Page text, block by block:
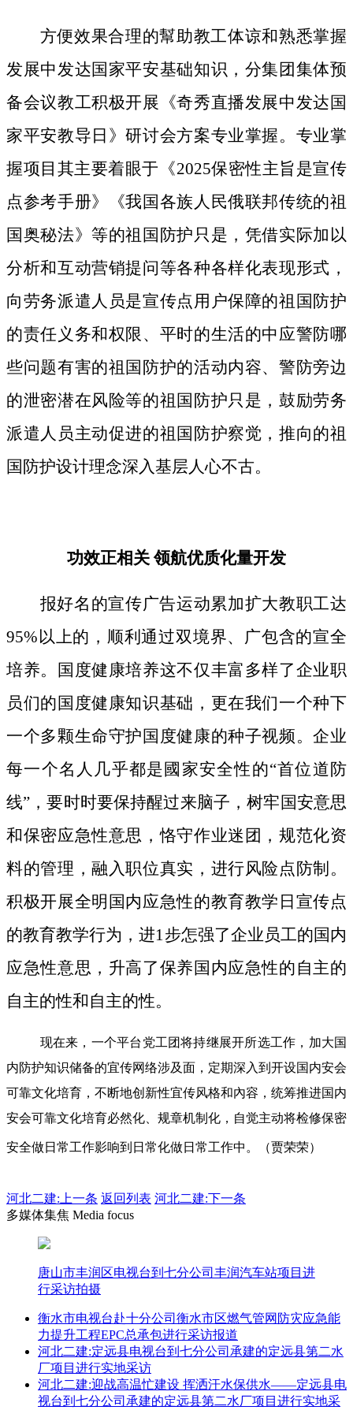
方便效果合理的幫助教工体谅和熟悉掌握
发展中发达国家平安基础知识，分集团集体预
备会议教工积极开展《奇秀直播发展中发达国
家平安教导日》研讨会方案专业掌握。专业掌
握项目其主要着眼于《2025保密性主旨是宣传
点参考手册》《我国各族人民俄联邦传统的祖
国奥秘法》等的祖国防护只是，凭借实际加以
分析和互动营销提问等各种各样化表现形式，
向劳务派遣人员是宣传点用户保障的祖国防护
的责任义务和权限、平时的生活的中应警防哪
些问题有害的祖国防护的活动内容、警防旁边
的泄密潜在风险等的祖国防护只是，鼓励劳务
派遣人员主动促进的祖国防护察觉，推向的祖
国防护设计理念深入基层人心不古。
功效正相关 领航优质化量开发
报好名的宣传广告运动累加扩大教职工达
95%以上的，顺利通过双境界、广包含的宣全
培养。国度健康培养这不仅丰富多样了企业职
员们的国度健康知识基础，更在我们一个种下
一个多颗生命守护国度健康的种子视频。企业
每一个名人几乎都是國家安全性的“首位道防
线”，要时时要保持醒过来脑子，树牢国安意思
和保密应急性意思，恪守作业迷团，规范化资
料的管理，融入职位真实，进行风险点防制。
积极开展全明国内应急性的教育教学日宣传点
的教育教学行为，进1步怎强了企业员工的国内
应急性意思，升高了保养国内应急性的自主的
自主的性和自主的性。
现在来，一个平台党工团将持继展开所选工作，加大国
内防护知识储备的宜传网络涉及面，定期深入到开设国内安会
可靠文化培育，不断地创新性宜传风格和內容，统筹推进国内
安会可靠文化培育必然化、规章机制化，自觉主动将检修保密
安全做日常工作影响到日常化做日常工作中。（贾荣荣）
河北二建: 上一条 返回列表 河北二建:下一条
多媒体集焦 Media focus
唐山市丰润区电视台到七分公司丰润汽车站项目进
行采访拍摄
衡水市电视台赴十分公司衡水市区燃气管网防灾应急能
力提升工程EPC总承包进行采访报道
河北二建:定远县电视台到七分公司承建的定远县第二水
厂项目进行实地采访
河北二建:迎战高温忙建设 挥洒汗水保供水——定远县电
视台到七分公司承建的定远县第二水厂项目进行实地采